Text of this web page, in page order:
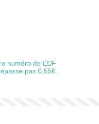
50 €
+5% de bonus
numéro de EDF
pas 0,55€.